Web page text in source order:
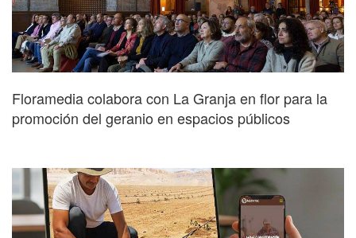
Floramedia colabora con La Granja en flor para la
promoción del geranio en espacios públicos